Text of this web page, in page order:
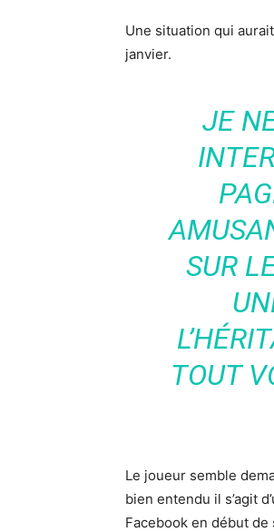
Une situation qui
janvier.
JE
SUR
TOUT
Le joueur semble
bien entendu il s’agit
Facebook en début